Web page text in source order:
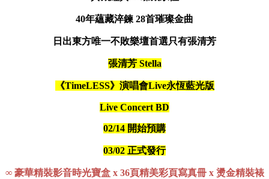
40年蘊藏淬鍊 28首璀璨金曲
日出東方唯一不敗樂壇首選只有張清芳
張清芳Stella
《TimeLESS》演唱會Live永恆藍光版
Live Concert BD
02/14 開始預購
03/02 正式發行
∞ 豪華精裝影音時光寶盒x 36頁精美彩頁寫真冊x 燙金精裝裱